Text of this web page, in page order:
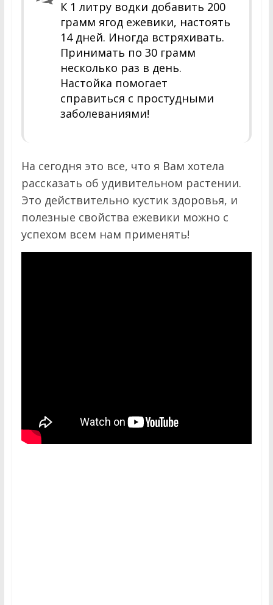
К 1 литру водки добавить 200
грамм ягод ежевики, настоять
14 дней. Иногда встряхивать.
Принимать по 30 грамм
несколько раз в день.
Настойка помогает
справиться с простудными
заболеваниями!
На сегодня это все, что я Вам хотела
рассказать об удивительном растении.
Это действительно кустик здоровья, и
полезные свойства ежевики можно с
успехом всем нам применять!